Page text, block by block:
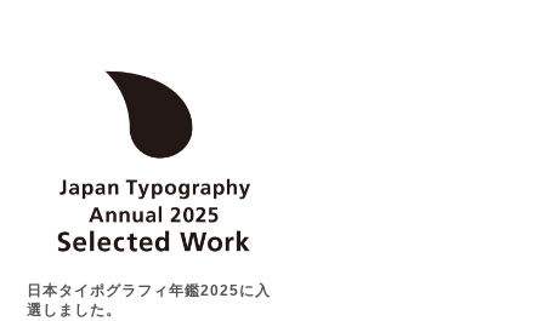
日本タイポグラフィ年鑑2025に入
選しました。